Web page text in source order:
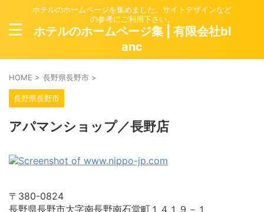
ホテルのホームページを集めました。サイトデザインなど
の参考にご利用下さい。
ホテルのホームページ集 | 有限会社bl
anc
HOME > 長野県長野市 >
長野県長野市
アパマンショップ／長野店
〒380-0824
長野県長野市大字南長野南石堂町１４１９－１